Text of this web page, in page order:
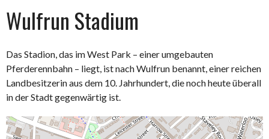
Wulfrun Stadium
Das Stadion, das im West Park – einer umgebauten
Pferderennbahn – liegt, ist nach Wulfrun benannt, einer reichen
Landbesitzerin aus dem 10. Jahrhundert, die noch heute überall
in der Stadt gegenwärtig ist.